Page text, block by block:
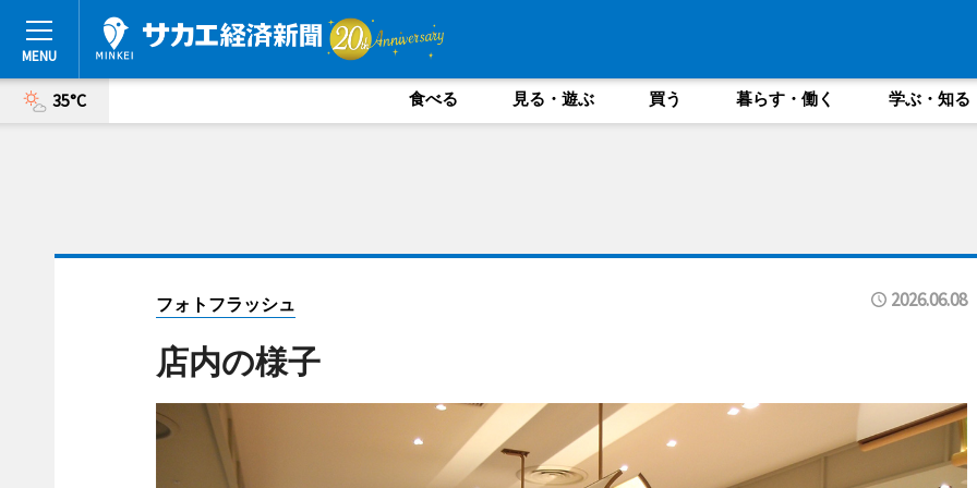
35°C 食べる 見る・遊ぶ 買う 暮らす・働く 学ぶ・知る
フォトフラッシュ 2026.06.08
店内の様子